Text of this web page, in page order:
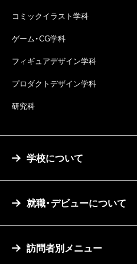
コミックイラスト学科
ゲーム・CG学科
フィギュアデザイン学科
プロダクトデザイン学科
研究科
学校について
就職・デビューについて
訪問者別メニュー